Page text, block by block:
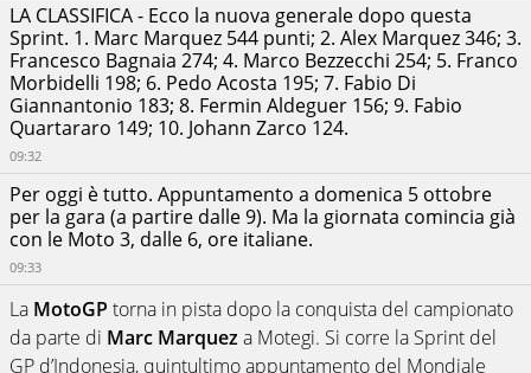
Per oggi è tutto. Appuntamento a domenica 5 ottobre
per la gara (a partire dalle 9). Ma la giornata comincia già
con le Moto 3, dalle 6, ore italiane.
09:33
LA CLASSIFICA - Ecco la nuova generale dopo questa
Sprint. 1. Marc Marquez 544 punti; 2. Alex Marquez 346; 3.
Francesco Bagnaia 274; 4. Marco Bezzecchi 254; 5. Franco
Morbidelli 198; 6. Pedo Acosta 195; 7. Fabio Di
Giannantonio 183; 8. Fermin Aldeguer 156; 9. Fabio
Quartararo 149; 10. Johann Zarco 124.
09:32
La MotoGP torna in pista dopo la conquista del campionato
da parte di Marc Marquez a Motegi. Si corre la Sprint del
GP d’Indonesia, quintultimo appuntamento del Mondiale